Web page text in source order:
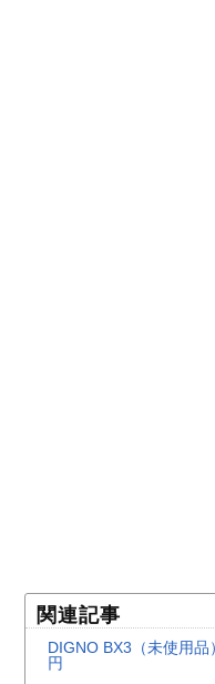
関連記事
DIGNO BX3（未使用
円